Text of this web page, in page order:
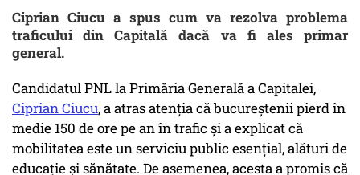
Ciprian Ciucu a spus cum va rezolva problema
traficului din Capitală dacă va fi ales primar
general.
Candidatul PNL la Primăria Generală a Capitalei,
Ciprian Ciucu, a atras atenția că bucureștenii pierd în
medie 150 de ore pe an în trafic și a explicat că
mobilitatea este un serviciu public esențial, alături de
educație și sănătate. De asemenea, acesta a promis că